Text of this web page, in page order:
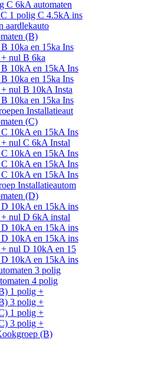
C 6kA automaten
1 polig C 4.5kA ins
aardlekauto
(B)
10ka en 15ka Ins
nul B 6ka
10kA en 15kA Ins
10ka en 15ka Ins
nul B 10kA Insta
10ka en 15ka Ins
Installatieaut
(C)
10kA en 15kA Ins
nul C 6kA Instal
10kA en 15kA Ins
10kA en 15kA Ins
10kA en 15kA Ins
Installatieautom
(D)
10kA en 15kA ins
nul D 6kA instal
10kA en 15kA ins
10kA en 15kA ins
nul D 10kA en 15
10kA en 15kA ins
3 polig
4 polig
1 polig +
3 polig +
1 polig +
3 polig +
(B)